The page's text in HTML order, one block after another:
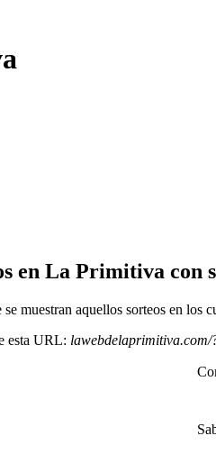
en La Primitiva con
se muestran aquellos sorteos en los
esta URL: